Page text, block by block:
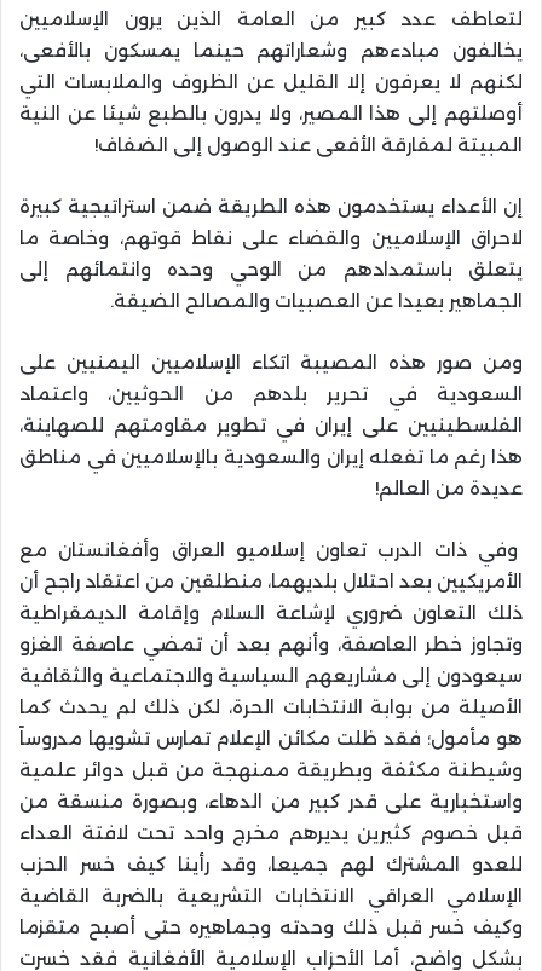
لتعاطف عدد كبير من العامة الذين يرون الإسلاميين
يخالفون مبادءهم وشعاراتهم حينما يمسكون بالأفعى،
لكنهم لا يعرفون إلا القليل عن الظروف والملابسات التي
أوصلتهم إلى هذا المصير، ولا يدرون بالطبع شيئا عن النية
المبيتة لمفارقة الأفعى عند الوصول إلى الضفاف!
إن الأعداء يستخدمون هذه الطريقة ضمن استراتيجية كبيرة
لاحراق الإسلاميين والقضاء على نقاط قوتهم، وخاصة ما
يتعلق باستمدادهم من الوحي وحده وانتمائهم إلى
الجماهير بعيدا عن العصبيات والمصالح الضيقة.
ومن صور هذه المصيبة اتكاء الإسلاميين اليمنيين على
السعودية في تحرير بلدهم من الحوثيين، واعتماد
الفلسطينيين على إيران في تطوير مقاومتهم للصهاينة،
هذا رغم ما تفعله إيران والسعودية بالإسلاميين في مناطق
عديدة من العالم!
وفي ذات الدرب تعاون إسلاميو العراق وأفغانستان مع
الأمريكيين بعد احتلال بلديهما، منطلقين من اعتقاد راجح أن
ذلك التعاون ضروري لإشاعة السلام وإقامة الديمقراطية
وتجاوز خطر العاصفة، وأنهم بعد أن تمضي عاصفة الغزو
سيعودون إلى مشاريعهم السياسية والاجتماعية والثقافية
الأصيلة من بوابة الانتخابات الحرة، لكن ذلك لم يحدث كما
هو مأمول؛ فقد ظلت مكائن الإعلام تمارس تشويها مدروساً
وشيطنة مكثفة وبطريقة ممنهجة من قبل دوائر علمية
واستخبارية على قدر كبير من الدهاء، وبصورة منسقة من
قبل خصوم كثيرين يديرهم مخرج واحد تحت لافتة العداء
للعدو المشترك لهم جميعا، وقد رأينا كيف خسر الحزب
الإسلامي العراقي الانتخابات التشريعية بالضربة القاضية
وكيف خسر قبل ذلك وحدته وجماهيره حتى أصبح متقزما
بشكل واضح، أما الأحزاب الإسلامية الأفغانية فقد خسرت